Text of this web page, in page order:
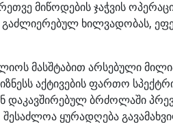
მიწოდების ჯაჭვის
გაძლიერებულ ხილვადობას,
მასშტაბით არსებული
აქტივების ფართო
დაკავშირებულ ბრძოლაში
შესაძლოა ყურადღება